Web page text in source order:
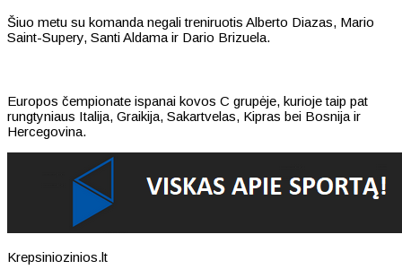
Šiuo metu su komanda negali treniruotis Alberto Diazas, Mario
Saint-Supery, Santi Aldama ir Dario Brizuela.
Europos čempionate ispanai kovos C grupėje, kurioje taip pat
rungtyniaus Italija, Graikija, Sakartvelas, Kipras bei Bosnija ir
Hercegovina.
Krepsiniozinios.lt